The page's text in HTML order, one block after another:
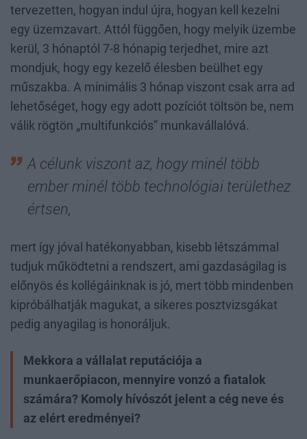
tervezetten, hogyan indul újra, hogyan kell kezelni
egy üzemzavart. Attól függően, hogy melyik üzembe
kerül, 3 hónaptól 7-8 hónapig terjedhet, mire azt
mondjuk, hogy egy kezelő élesben beülhet egy
műszakba. A minimális 3 hónap viszont csak arra ad
lehetőséget, hogy egy adott pozíciót töltsön be, nem
válik rögtön „multifunkciós” munkavállalóvá.
A célunk viszont az, hogy minél több
ember minél több technológiai területhez
értsen,
mert így jóval hatékonyabban, kisebb létszámmal
tudjuk működtetni a rendszert, ami gazdaságilag is
előnyös és kollégáinknak is jó, mert több mindenben
kipróbálhatják magukat, a sikeres posztvizsgákat
pedig anyagilag is honoráljuk.
Mekkora a vállalat reputációja a
munkaerőpiacon, mennyire vonzó a fiatalok
számára? Komoly hívószót jelent a cég neve és
az elért eredményei?